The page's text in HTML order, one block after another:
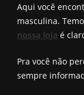
Aqui você
masculina.
nossa loja é
Pra você não
sempre